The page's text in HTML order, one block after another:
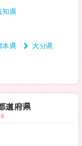
知県
本県
大分県
道府県